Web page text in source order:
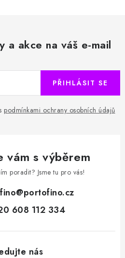
a akce na váš e-mail
podmínkami ochrany osobních údajů
PŘIHLÁSIT SE
vám s výběrem
poradit? Jsme tu pro vás!
@portofino.cz
608 112 334